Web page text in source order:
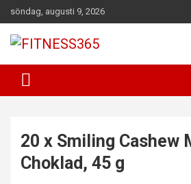
Hoppa
till
innehåll
söndag, augusti 9, 2026
FITNESS365
20 x Smiling Cashew
Choklad, 45 g